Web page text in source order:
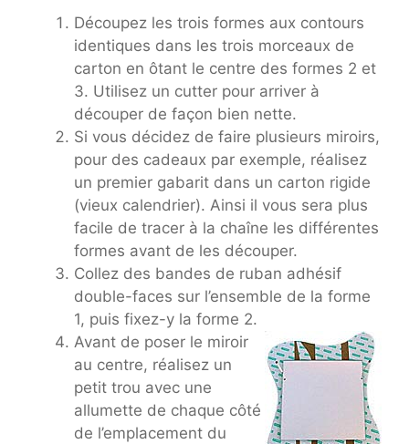
Découpez les trois formes aux contours
identiques dans les trois morceaux de
carton en ôtant le centre des formes 2 et
3. Utilisez un cutter pour arriver à
découper de façon bien nette.
Si vous décidez de faire plusieurs miroirs,
pour des cadeaux par exemple, réalisez
un premier gabarit dans un carton rigide
(vieux calendrier). Ainsi il vous sera plus
facile de tracer à la chaîne les différentes
formes avant de les découper.
Collez des bandes de ruban adhésif
double-faces sur l’ensemble de la forme
1, puis fixez-y la forme 2.
Avant de poser le miroir
au centre, réalisez un
petit trou avec une
allumette de chaque côté
de l’emplacement du